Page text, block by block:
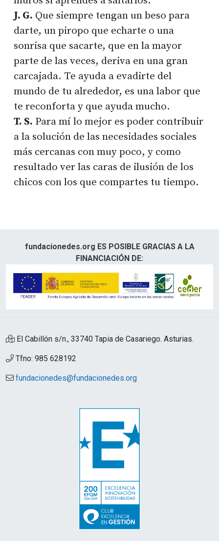
J. G. Que siempre tengan un beso para
darte, un piropo que echarte o una
sonrisa que sacarte, que en la mayor
parte de las veces, deriva en una gran
carcajada. Te ayuda a evadirte del
mundo de tu alrededor, es una labor que
te reconforta y que ayuda mucho.
T. S. Para mí lo mejor es poder contribuir
a la solución de las necesidades sociales
más cercanas con muy poco, y como
resultado ver las caras de ilusión de los
chicos con los que compartes tu tiempo.
fundacionedes.org ES POSIBLE GRACIAS A LA
FINANCIACIÓN DE:
El Cabillón s/n., 33740 Tapia de Casariego. Asturias.
Tfno: 985 628192
fundacionedes@fundacionedes.org